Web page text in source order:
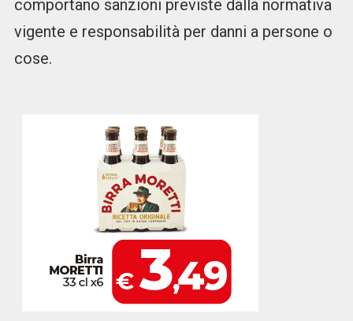
comportano sanzioni previste dalla normativa
vigente e responsabilità per danni a persone o
cose.